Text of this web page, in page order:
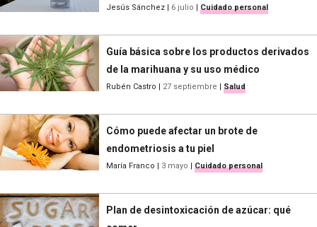
Jesús Sánchez | 6 julio | Cuidado personal
Guía básica sobre los productos derivados
de la marihuana y su uso médico
Rubén Castro | 27 septiembre | Salud
Cómo puede afectar un brote de
endometriosis a tu piel
María Franco | 3 mayo | Cuidado personal
Plan de desintoxicación de azúcar: qué